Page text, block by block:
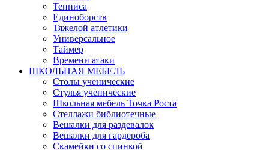
Тенниса
Единоборств
Тяжелой атлетики
Универсальное
Таймер
Времени атаки
ШКОЛЬНАЯ МЕБЕЛЬ
Столы ученические
Стулья ученические
Школьная мебель Точка Роста
Стеллажи библиотечные
Вешалки для раздевалок
Вешалки для гардероба
Скамейки со спинкой